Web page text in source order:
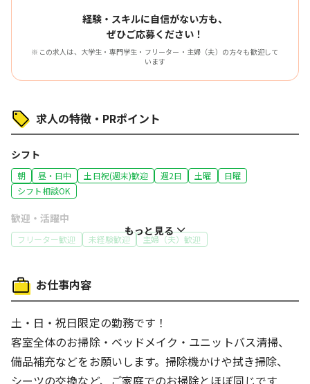
経験・スキルに自信がない方も、
ぜひご応募ください！
※この求人は、大学生・専門学生・フリーター・主婦（夫）の方々も歓迎して
います
求人の特徴・PRポイント
シフト
朝 昼・日中 土日祝(週末)歓迎 週2日 土曜
日曜
シフト相談OK
歓迎・活躍中
フリーター歓迎 未経験歓迎 主婦（夫）歓迎
車通勤OK 体を動かす仕事
給与
交通費支給
もっと見る
お仕事内容
土・日・祝日限定の勤務です！
客室全体のお掃除・ベッドメイク・ユニットバス清掃、
備品補充などをお願いします。掃除機かけや拭き掃除、
シーツの交換など、ご家庭でのお掃除とほぼ同じです